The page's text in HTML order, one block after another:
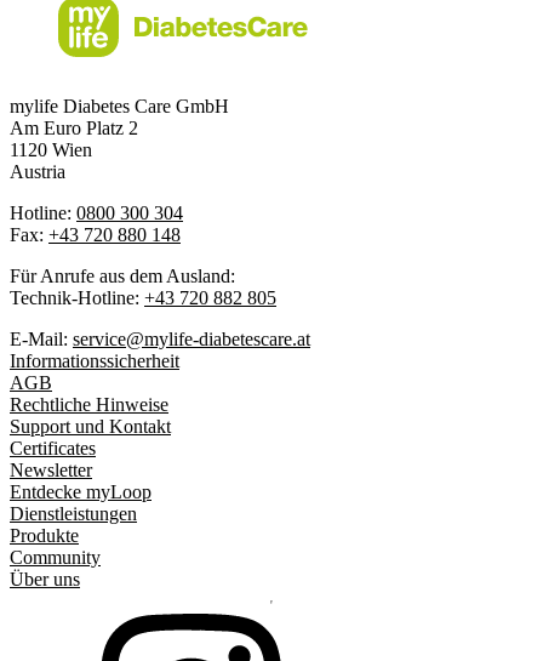
mylife Diabetes Care GmbH
Am Euro Platz 2
1120 Wien
Austria
Hotline: 0800 300 304
Fax: +43 720 880 148
Für Anrufe aus dem Ausland:
Technik-Hotline: +43 720 882 805
E-Mail: service@mylife-diabetescare.at
Informationssicherheit
AGB
Rechtliche Hinweise
Support und Kontakt
Certificates
Newsletter
Entdecke myLoop
Dienstleistungen
Produkte
Community
Über uns